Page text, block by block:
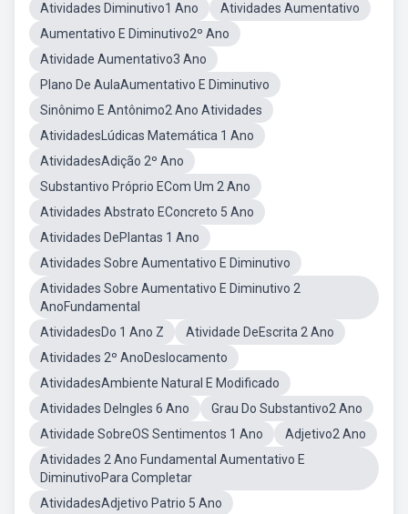
Atividades Diminutivo1 Ano
Atividades Aumentativo
Aumentativo E Diminutivo2º Ano
Atividade Aumentativo3 Ano
Plano De AulaAumentativo E Diminutivo
Sinônimo E Antônimo2 Ano Atividades
AtividadesLúdicas Matemática 1 Ano
AtividadesAdição 2º Ano
Substantivo Próprio ECom Um 2 Ano
Atividades Abstrato EConcreto 5 Ano
Atividades DePlantas 1 Ano
Atividades Sobre Aumentativo E Diminutivo
Atividades Sobre Aumentativo E Diminutivo 2
AnoFundamental
AtividadesDo 1 Ano Z
Atividade DeEscrita 2 Ano
Atividades 2º AnoDeslocamento
AtividadesAmbiente Natural E Modificado
Atividades DeIngles 6 Ano
Grau Do Substantivo2 Ano
Atividade SobreOS Sentimentos 1 Ano
Adjetivo2 Ano
Atividades 2 Ano Fundamental Aumentativo E
DiminutivoPara Completar
AtividadesAdjetivo Patrio 5 Ano